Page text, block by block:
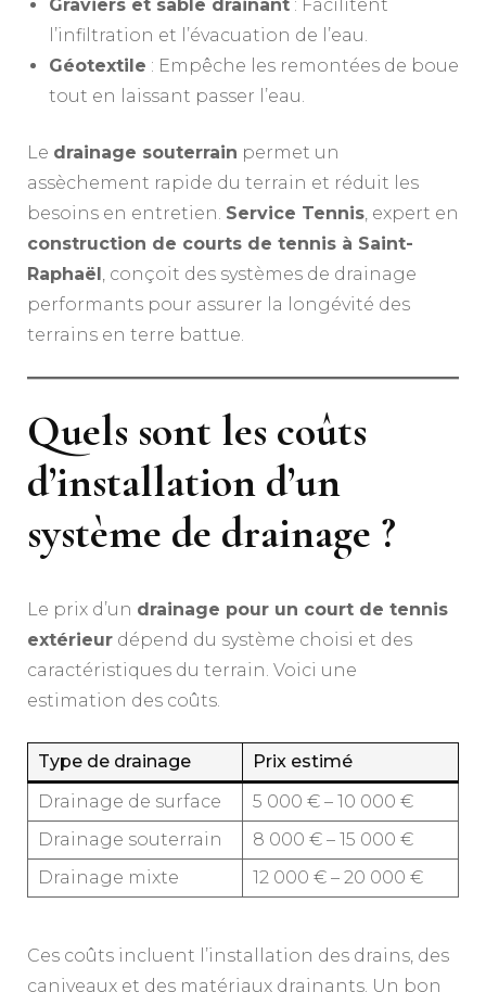
Graviers et sable drainant : Facilitent
l’infiltration et l’évacuation de l’eau.
Géotextile : Empêche les remontées de boue
tout en laissant passer l’eau.
Le drainage souterrain permet un
assèchement rapide du terrain et réduit les
besoins en entretien. Service Tennis, expert en
construction de courts de tennis à Saint-
Raphaël , conçoit des systèmes de drainage
performants pour assurer la longévité des
terrains en terre battue.
Quels sont les coûts
d’installation d’un
système de drainage ?
Le prix d’un drainage pour un court de tennis
extérieur dépend du système choisi et des
caractéristiques du terrain. Voici une
estimation des coûts.
Type de drainage
Prix estimé
Drainage de surface
5 000 € – 10 000 €
Drainage souterrain
8 000 € – 15 000 €
Drainage mixte
12 000 € – 20 000 €
Ces coûts incluent l’installation des drains, des
caniveaux et des matériaux drainants. Un bon